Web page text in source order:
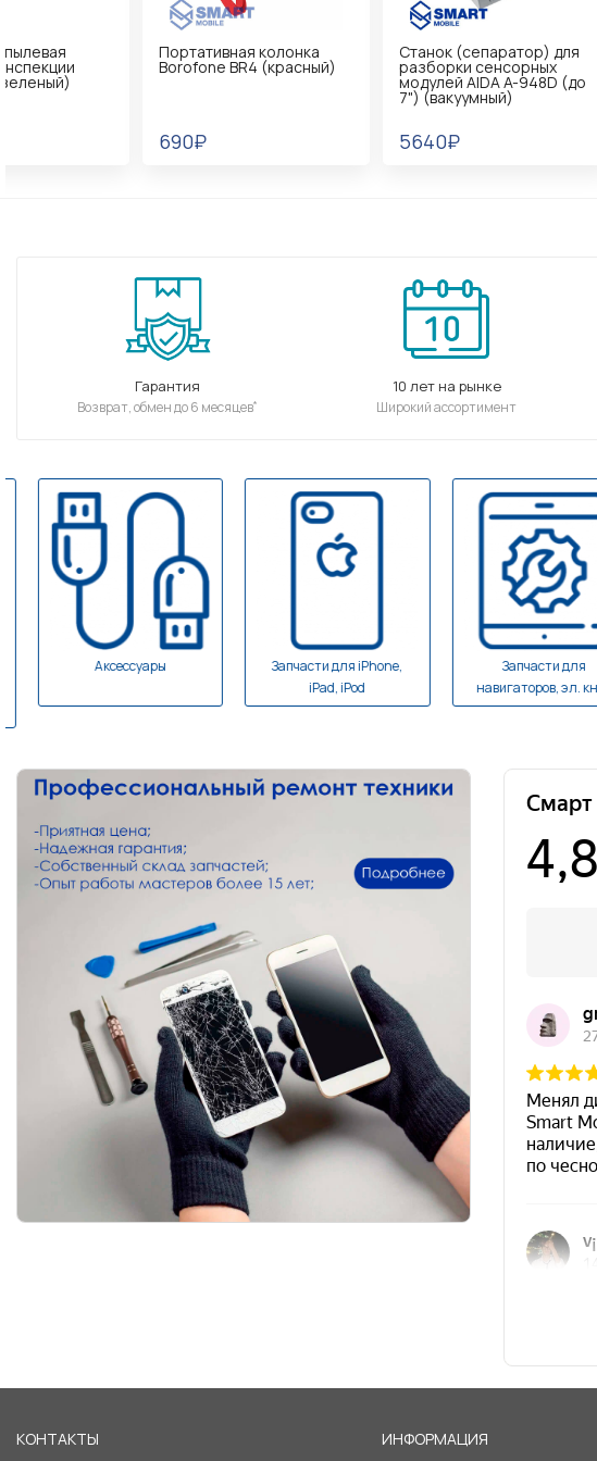
Портативная колонка
Borofone BR4 (красный)
Станок (сепаратор) для
разборки сенсорных
модулей AIDA A-948D (до
Спрей-
Duster
продувки
Гарантия
Возврат, обмен до 6 месяцев*
10 лет на рынке
Широкий ассортимент
Аксессуары
Запчасти для iPhone,
iPad, iPod
Запчасти для
навигаторов, эл. книг
КОНТАКТЫ ИНФОРМАЦИЯ